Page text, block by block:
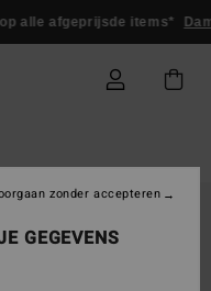
alle afgeprijsde items*
GEGEVENS
zonder accepteren